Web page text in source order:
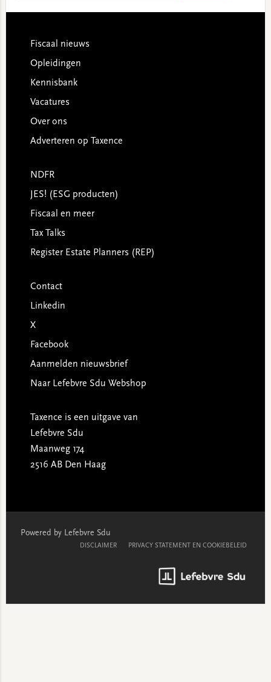
Footer
Fiscaal nieuws
Opleidingen
Kennisbank
Vacatures
Over ons
Adverteren op Taxence
NDFR
JES! (ESG producten)
Fiscaal en meer
Tax Talks
Register Estate Planners (REP)
Contact
Linkedin
X
Facebook
Aanmelden nieuwsbrief
Naar Lefebvre Sdu Webshop
Taxence is een uitgave van
Lefebvre Sdu
Maanweg 174
2516 AB Den Haag
Powered by Lefebvre Sdu
DISCLAIMER PRIVACY STATEMENT EN COOKIEBELEID